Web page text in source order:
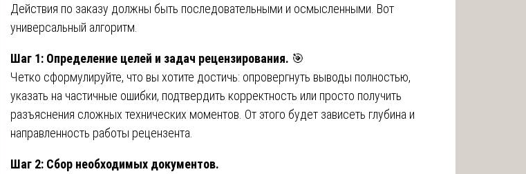
Действия по заказу должны быть последовательными и осмысленными. Вот
универсальный алгоритм.
Шаг 1: Определение целей и задач рецензирования. 🎯
Четко сформулируйте, что вы хотите достичь: опровергнуть выводы полностью,
указать на частичные ошибки, подтвердить корректность или просто получить
разъяснения сложных технических моментов. От этого будет зависеть глубина и
направленность работы рецензента.
Шаг 2: Сбор необходимых документов.